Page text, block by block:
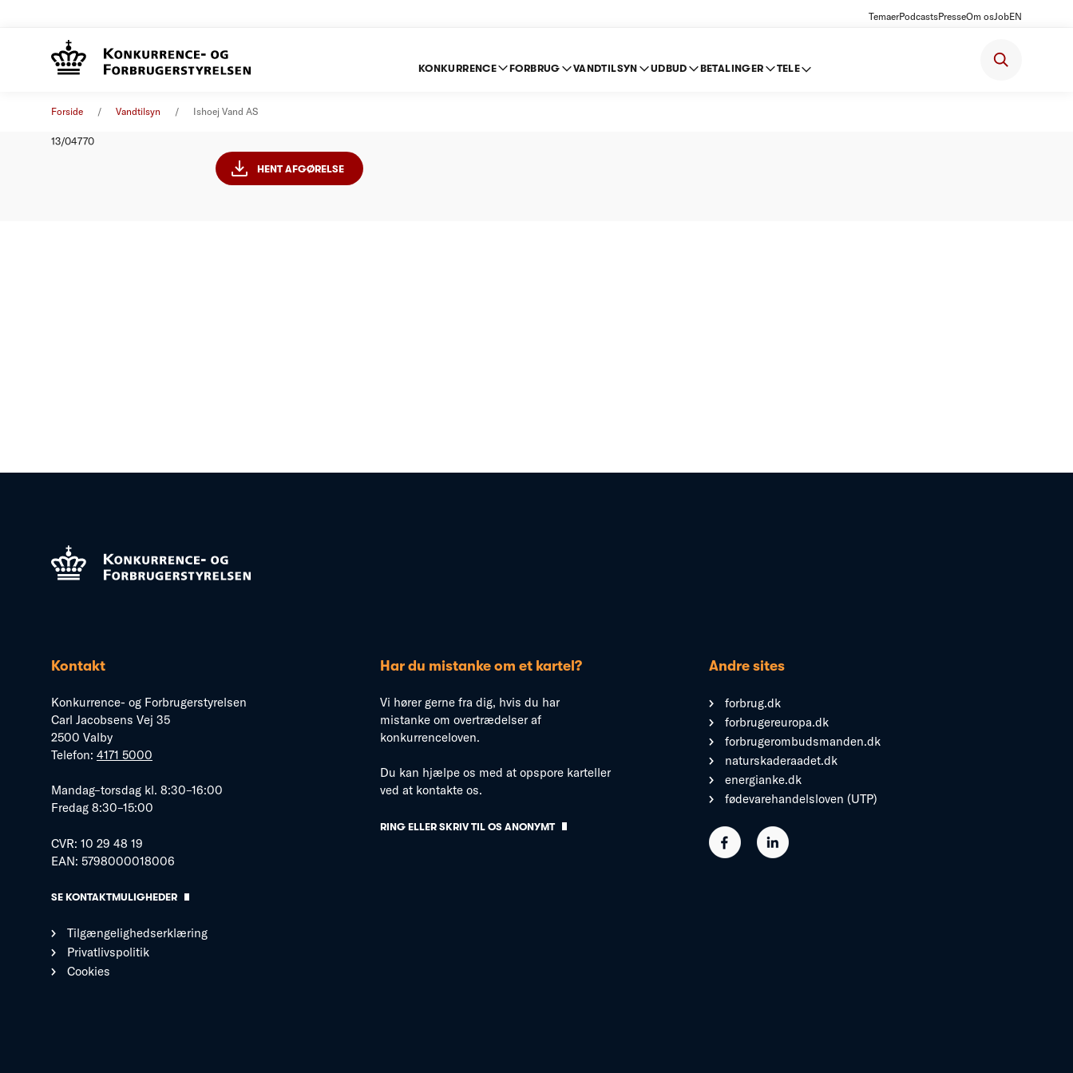
TemaerPodcastsPresseOm osJobEN
KONKURRENCE FORBRUG VANDTILSYN UDBUD BETALINGER TELE
Forside Vandtilsyn Ishoej Vand AS
13/04770
HENT AFGØRELSE
Kontakt
Konkurrence- og Forbrugerstyrelsen
Carl Jacobsens Vej 35
2500 Valby
Telefon: 4171 5000
Mandag–torsdag kl. 8:30–16:00
Fredag 8:30–15:00
CVR: 10 29 48 19
EAN: 5798000018006
SE KONTAKTMULIGHEDER
Tilgængelighedserklæring
Privatlivspolitik
Cookies
Har du mistanke om et kartel?
Vi hører gerne fra dig, hvis du har
mistanke om overtrædelser af
konkurrenceloven.
Du kan hjælpe os med at opspore karteller
ved at kontakte os.
RING ELLER SKRIV TIL OS ANONYMT
Andre sites
forbrug.dk
forbrugereuropa.dk
forbrugerombudsmanden.dk
naturskaderaadet.dk
energianke.dk
fødevarehandelsloven (UTP)